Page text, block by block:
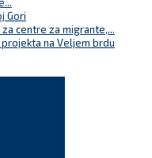
Gori
centre za migrante,...
na Veljem brdu